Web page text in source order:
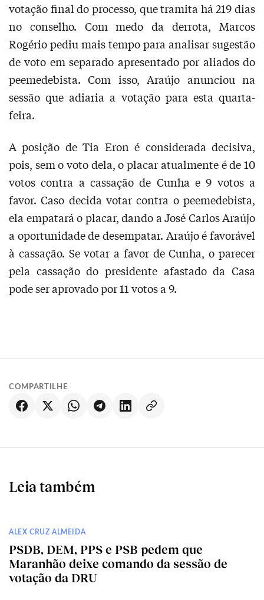
votação final do processo, que tramita há 219 dias
no conselho. Com medo da derrota, Marcos
Rogério pediu mais tempo para analisar sugestão
de voto em separado apresentado por aliados do
peemedebista. Com isso, Araújo anunciou na
sessão que adiaria a votação para esta quarta-
feira.
A posição de Tia Eron é considerada decisiva,
pois, sem o voto dela, o placar atualmente é de 10
votos contra a cassação de Cunha e 9 votos a
favor. Caso decida votar contra o peemedebista,
ela empatará o placar, dando a José Carlos Araújo
a oportunidade de desempatar. Araújo é favorável
à cassação. Se votar a favor de Cunha, o parecer
pela cassação do presidente afastado da Casa
pode ser aprovado por 11 votos a 9.
COMPARTILHE
Leia também
ALEX CRUZ ALMEIDA
PSDB, DEM, PPS e PSB pedem que
Maranhão deixe comando da sessão de
votação da DRU